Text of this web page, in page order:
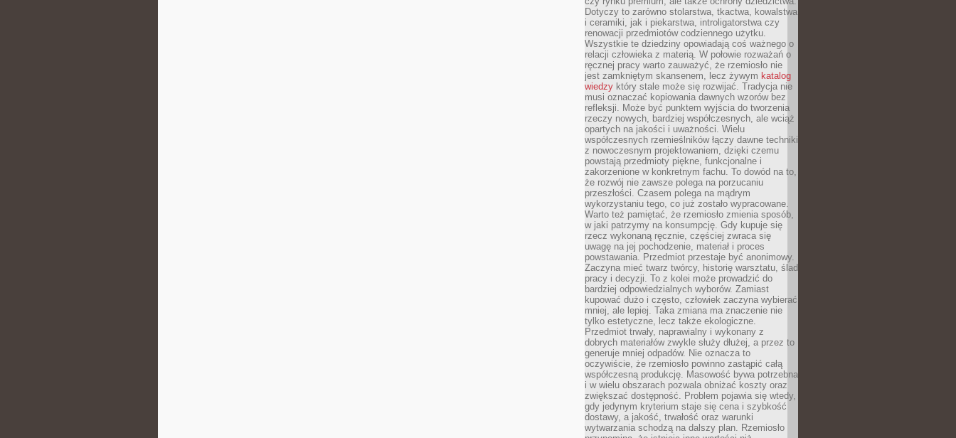
Dotyczy to zarówno stolarstwa, tkactwa, kowalstwa
i ceramiki, jak i piekarstwa, introligatorstwa czy
renowacji przedmiotów codziennego użytku.
Wszystkie te dziedziny opowiadają coś ważnego o
relacji człowieka z materią. W połowie rozważań o
ręcznej pracy warto zauważyć, że rzemiosło nie
jest zamkniętym skansenem, lecz żywym katalog
wiedzy który stale może się rozwijać. Tradycja nie
musi oznaczać kopiowania dawnych wzorów bez
refleksji. Może być punktem wyjścia do tworzenia
rzeczy nowych, bardziej współczesnych, ale wciąż
opartych na jakości i uważności. Wielu
współczesnych rzemieślników łączy dawne techniki
z nowoczesnym projektowaniem, dzięki czemu
powstają przedmioty piękne, funkcjonalne i
zakorzenione w konkretnym fachu. To dowód na to,
że rozwój nie zawsze polega na porzucaniu
przeszłości. Czasem polega na mądrym
wykorzystaniu tego, co już zostało wypracowane.
Warto też pamiętać, że rzemiosło zmienia sposób,
w jaki patrzymy na konsumpcję. Gdy kupuje się
rzecz wykonaną ręcznie, częściej zwraca się
uwagę na jej pochodzenie, materiał i proces
powstawania. Przedmiot przestaje być anonimowy.
Zaczyna mieć twarz twórcy, historię warsztatu, ślad
pracy i decyzji. To z kolei może prowadzić do
bardziej odpowiedzialnych wyborów. Zamiast
kupować dużo i często, człowiek zaczyna wybierać
mniej, ale lepiej. Taka zmiana ma znaczenie nie
tylko estetyczne, lecz także ekologiczne.
Przedmiot trwały, naprawialny i wykonany z
dobrych materiałów zwykle służy dłużej, a przez to
generuje mniej odpadów. Nie oznacza to
oczywiście, że rzemiosło powinno zastąpić całą
współczesną produkcję. Masowość bywa potrzebna
i w wielu obszarach pozwala obniżać koszty oraz
zwiększać dostępność. Problem pojawia się wtedy,
gdy jedynym kryterium staje się cena i szybkość
dostawy, a jakość, trwałość oraz warunki
wytwarzania schodzą na dalszy plan. Rzemiosło